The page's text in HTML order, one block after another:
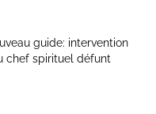
guide: intervention
chef spirituel défunt